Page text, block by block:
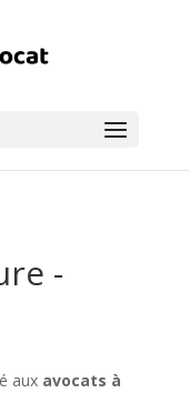
-
aux avocats à